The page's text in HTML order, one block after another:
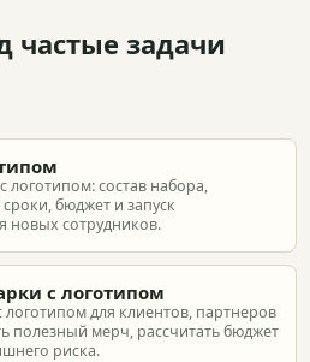
частые задачи
логотипом: состав набора,
бюджет и запуск
новых сотрудников.
с логотипом
для клиентов, партнеров
полезный мерч, рассчитать бюджет
риска.